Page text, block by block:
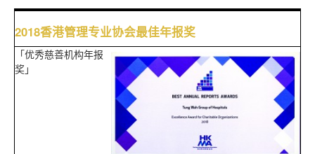
2018香港管理专业协会最佳年报奖
「优秀慈善机构年报
奖」